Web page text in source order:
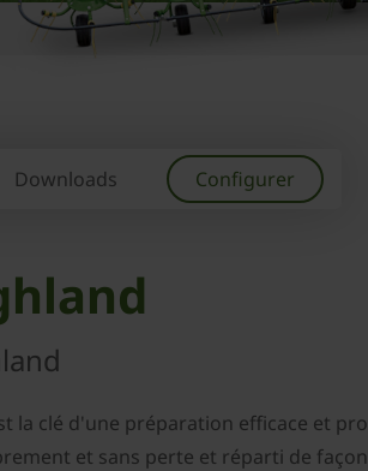
Downloads Configurer
la clé d'une préparation efficace et
et sans perte et réparti de